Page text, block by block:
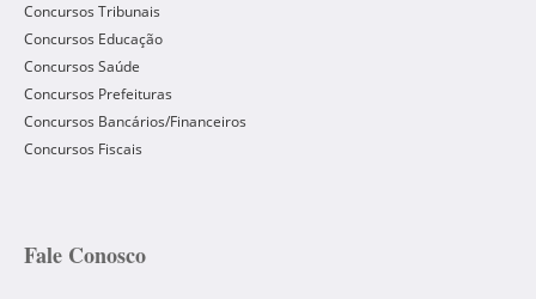
Concursos Tribunais
Concursos Educação
Concursos Saúde
Concursos Prefeituras
Concursos Bancários/Financeiros
Concursos Fiscais
Fale Conosco